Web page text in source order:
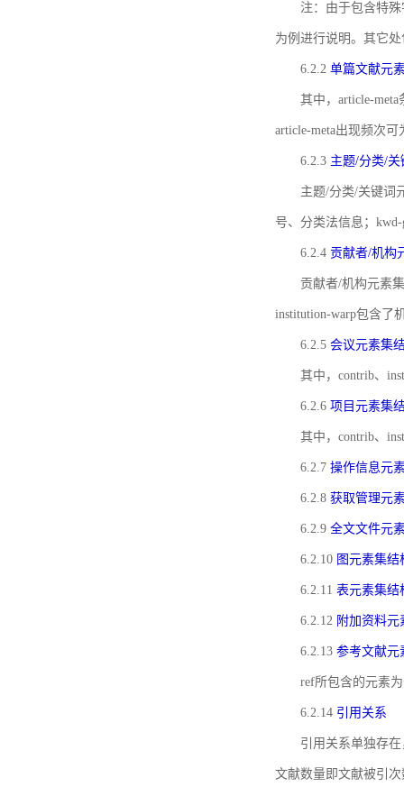
注：由于包含特殊
为例进行说明。其它
6.2.2 单篇文献元
其中，article-
article-meta出现频次可
6.2.3 主题/分类/
主题/分类/关键词
号、分类法信息；
6.2.4 贡献者/机构
贡献者/机构元素
institution-warp包含了
6.2.5 会议元素集
其中，contrib、
6.2.6 项目元素集
其中，contrib、
6.2.7 操作信息元
6.2.8 获取管理元
6.2.9 全文文件元
6.2.10 图元素集结
6.2.11 表元素集结
6.2.12 附加资料元
6.2.13 参考文献元
ref所包含的元素
6.2.14 引用关系
引用关系单独存
文献数量即文献被引